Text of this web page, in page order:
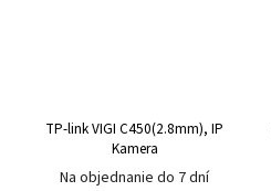
TP-link VIGI C450(2.8mm), IP
Kamera
Na objednanie do 7 dní